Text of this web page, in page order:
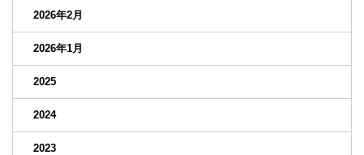
2026年2月
2026年1月
2025
2024
2023